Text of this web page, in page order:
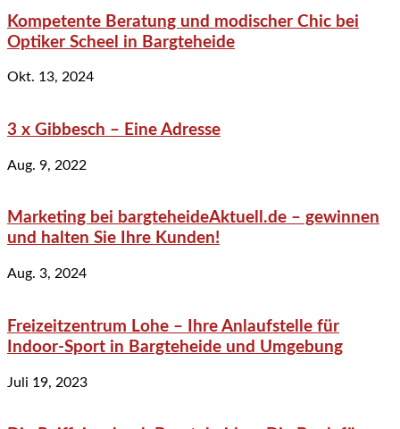
Kompetente Beratung und modischer Chic bei
Optiker Scheel in Bargteheide
Okt. 13, 2024
3 x Gibbesch – Eine Adresse
Aug. 9, 2022
Marketing bei bargteheideAktuell.de – gewinnen
und halten Sie Ihre Kunden!
Aug. 3, 2024
Freizeitzentrum Lohe – Ihre Anlaufstelle für
Indoor-Sport in Bargteheide und Umgebung
Juli 19, 2023